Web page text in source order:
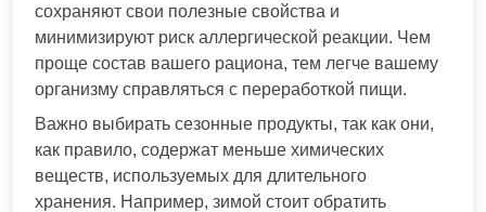
сохраняют свои полезные свойства и
минимизируют риск аллергической реакции. Чем
проще состав вашего рациона, тем легче вашему
организму справляться с переработкой пищи.
Важно выбирать сезонные продукты, так как они,
как правило, содержат меньше химических
веществ, используемых для длительного
хранения. Например, зимой стоит обратить